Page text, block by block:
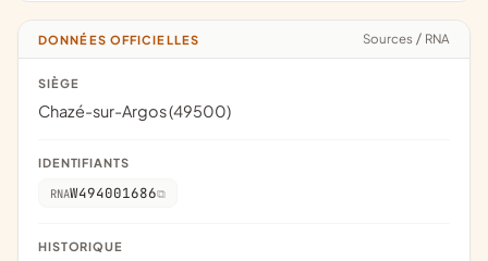
DONNÉES OFFICIELLES Sources / RNA
SIÈGE
Chazé-sur-Argos (49500)
IDENTIFIANTS
RNAW494001686
HISTORIQUE